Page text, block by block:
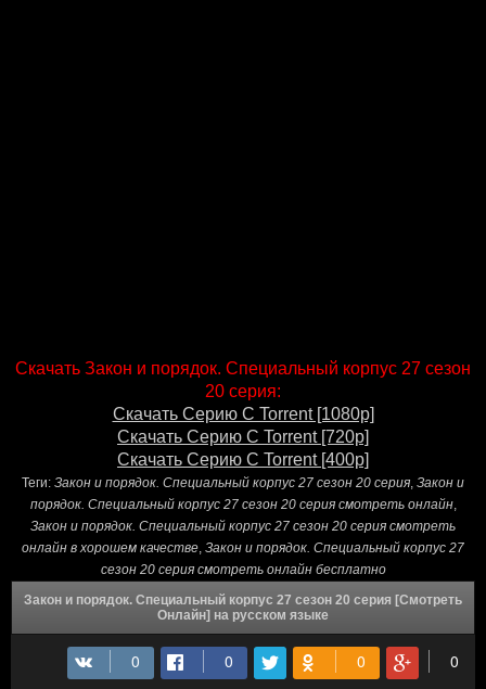
Скачать Закон и порядок. Специальный корпус 27 сезон
20 серия:
Скачать Серию С Torrent [1080p]
Скачать Серию С Torrent [720p]
Скачать Серию С Torrent [400p]
Теги: Закон и порядок. Специальный корпус 27 сезон 20 серия Закон и
порядок. Специальный корпус 27 сезон 20 серия смотреть онлайн,
Закон и порядок. Специальный корпус 27 сезон 20 серия смотреть
онлайн в хорошем качестве Закон и порядок. Специальный корпус 27
сезон 20 серия смотреть онлайн бесплатно
Закон и порядок. Специальный корпус 27 сезон 20 серия [Смотреть
Онлайн] на русском языке